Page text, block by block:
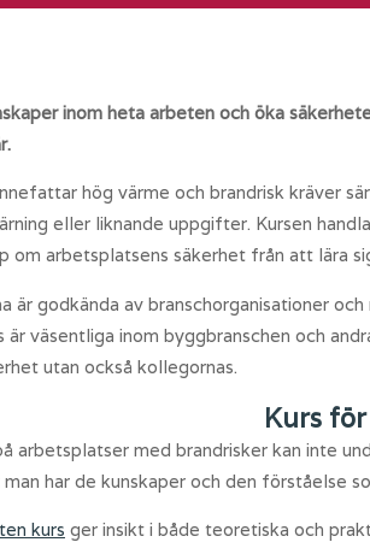
inom heta arbeten och öka
hög värme och brandrisk kräver
eller liknande uppgifter. Kursen
om arbetsplatsens säkerhet från att lära
är godkända av branschorganisationer
är väsentliga inom byggbranschen och
utan också kollegornas.
Kurs
arbetsplatser med brandrisker kan inte
har de kunskaper och den förståelse
kurs ger insikt i både teoretiska och